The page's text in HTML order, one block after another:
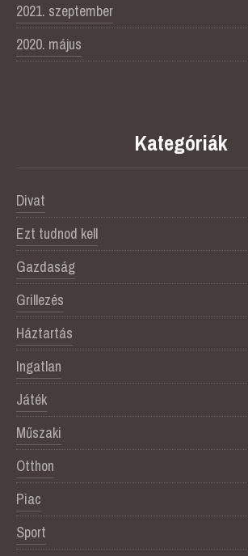
2021. szeptember
2020. május
Kategóriák
Divat
Ezt tudnod kell
Gazdaság
Grillezés
Háztartás
Ingatlan
Játék
Műszaki
Otthon
Piac
Sport